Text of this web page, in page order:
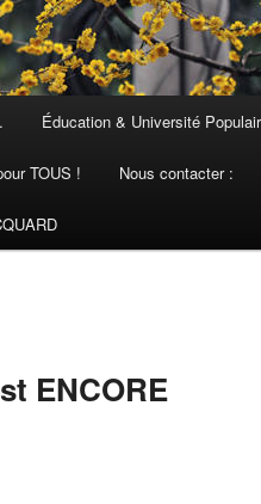
Éducation & Université
TOUS ! Nous contacter :
ENCORE